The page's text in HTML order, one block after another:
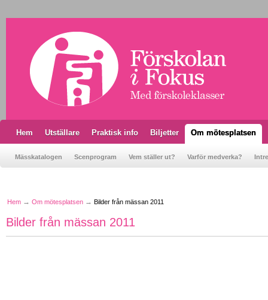
Hem Utställare Praktisk info Biljetter Om mötesplatsen
Mässkatalogen Scenprogram Vem ställer ut? Varför medverka?
Hem Om mötesplatsen Bilder från mässan 2011
Bilder från mässan 2011